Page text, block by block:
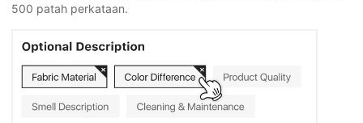
500 patah perkataan.